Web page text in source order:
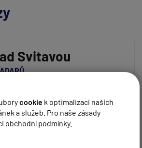
cookie k optimalizaci našich
a služeb. Pro naše zásady
obchodní podmínky.
Svitavou
o tom něco?